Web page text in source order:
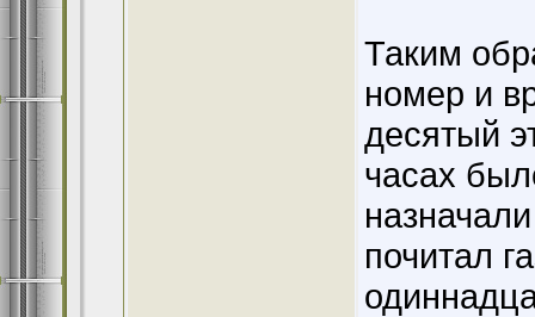
Таким
номер и
десятый
часах
почитал